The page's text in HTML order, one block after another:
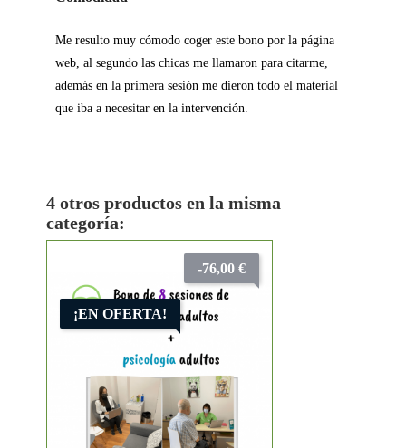
Me resulto muy cómodo coger este bono por la página
web, al segundo las chicas me llamaron para citarme,
además en la primera sesión me dieron todo el material
que iba a necesitar en la intervención.
4 otros productos en la misma
categoría:
¡EN OFERTA!
-76,00 €